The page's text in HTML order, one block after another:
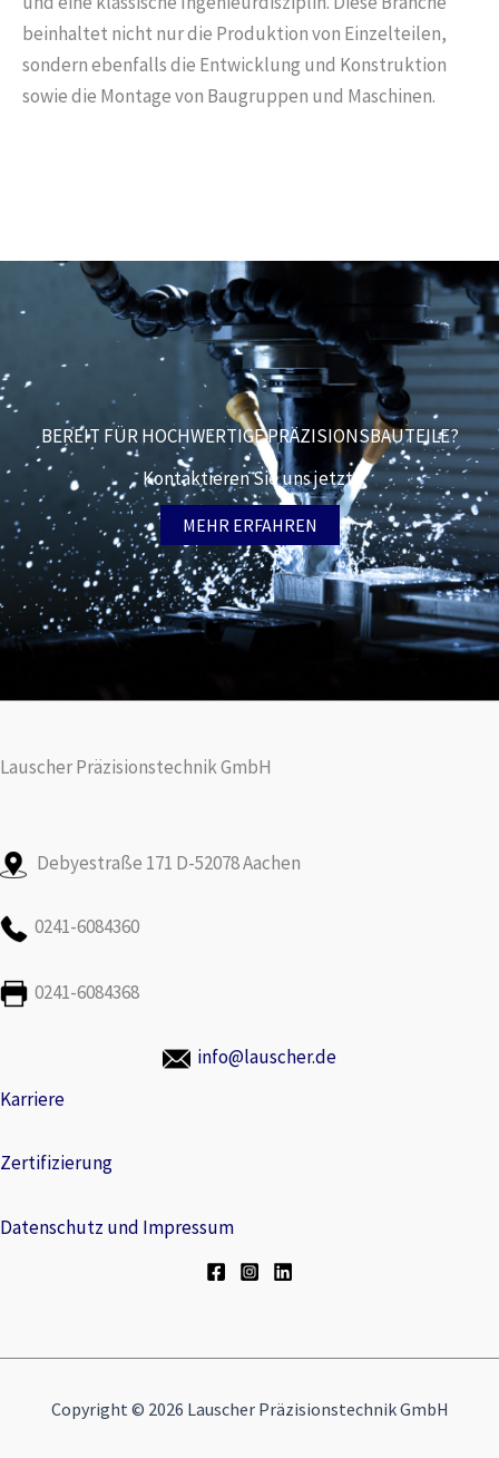
beinhaltet nicht nur die Produktion von Einzelteilen,
sondern ebenfalls die Entwicklung und Konstruktion
sowie die Montage von Baugruppen und Maschinen.
BEREIT FÜR HOCHWERTIGE PRÄZISIONSBAUTEILE?
Kontaktieren Sie uns jetzt.
MEHR ERFAHREN
Lauscher Präzisionstechnik GmbH
Debyestraße 171 D-52078 Aachen
0241-6084360
0241-6084368
info@lauscher.de
Karriere
Zertifizierung
Datenschutz und Impressum
Copyright © 2026 Lauscher Präzisionstechnik GmbH